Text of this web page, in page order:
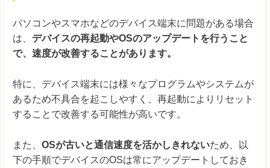
パソコンやスマホなどのデバイス端末に問題がある場合
は、 デバイスの再起動やOSのアップデートを行うこと
で、速度が改善することがあります。
特に、デバイス端末には様々なプログラムやシステムが
あるため不具合を起こしやすく、再起動によりリセット
することで改善する可能性が高いです。
また、 OSが古いと通信速度を活かしきれないため、以
下の手順でデバイスのOSは常にアップデートしておき